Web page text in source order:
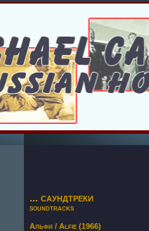
... саундтреки
soundtracks
Альфи / Alfie (1966)